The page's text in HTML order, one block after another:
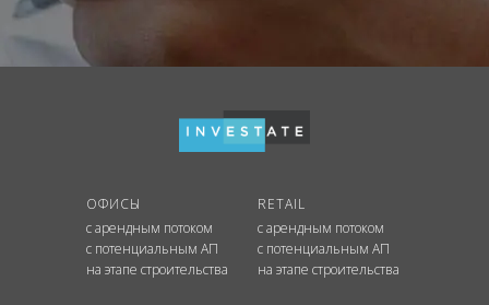
ОФИСЫ
с арендным потоком
с потенциальным АП
на этапе строительства
RETAIL
с арендным потоком
с потенциальным АП
на этапе строительства